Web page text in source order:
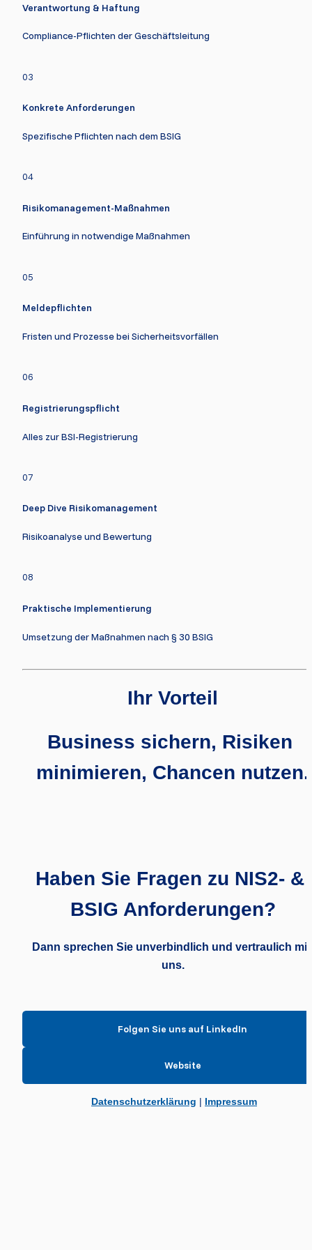
Verantwortung & Haftung
Compliance-Pflichten der Geschäftsleitung
03
Konkrete Anforderungen
Spezifische Pflichten nach dem BSIG
04
Risikomanagement-Maßnahmen
Einführung in notwendige Maßnahmen
05
Meldepflichten
Fristen und Prozesse bei Sicherheitsvorfällen
06
Registrierungspflicht
Alles zur BSI-Registrierung
07
Deep Dive Risikomanagement
Risikoanalyse und Bewertung
08
Praktische Implementierung
Umsetzung der Maßnahmen nach § 30 BSIG
Ihr Vorteil
Business sichern, Risiken
minimieren, Chancen nutzen.
Haben Sie Fragen zu NIS2- &
BSIG Anforderungen?
Dann sprechen Sie unverbindlich und vertraulich mit
uns.
Folgen Sie uns auf LinkedIn
Website
Datenschutzerklärung | Impressum